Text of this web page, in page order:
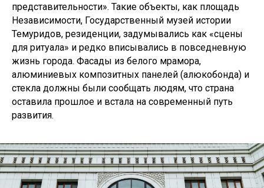
представительности». Такие объекты, как площадь
Независимости, Государственный музей истории
Темуридов, резиденции, задумывались как «сцены
для ритуала» и редко вписывались в повседневную
жизнь города. Фасады из белого мрамора,
алюминиевых композитных панелей (алюкобонда) и
стекла должны были сообщать людям, что страна
оставила прошлое и встала на современный путь
развития.